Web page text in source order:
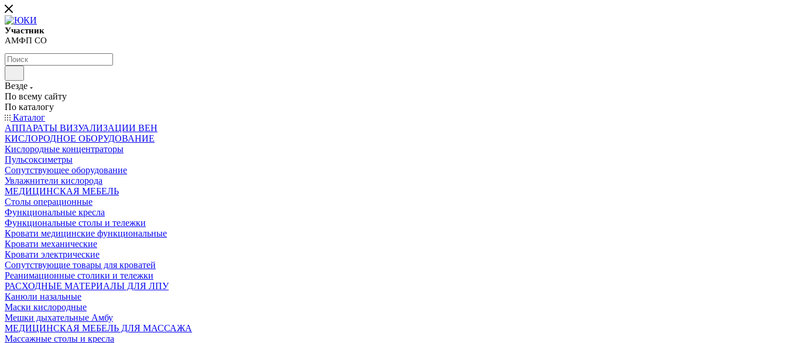
Участник
АМФП СО
Везде
По всему сайту
По каталогу
Каталог
АППАРАТЫ ВИЗУАЛИЗАЦИИ ВЕН
КИСЛОРОДНОЕ ОБОРУДОВАНИЕ
Кислородные концентраторы
Пульсоксиметры
Сопутствующее оборудование
Увлажнители кислорода
МЕДИЦИНСКАЯ МЕБЕЛЬ
Столы операционные
Функциональные кресла
Функциональные столы и тележки
Кровати медицинские функциональные
Кровати механические
Кровати электрические
Сопутствующие товары для кроватей
Реанимационные столики и тележки
РАСХОДНЫЕ МАТЕРИАЛЫ ДЛЯ ЛПУ
Канюли назальные
Маски кислородные
Мешки дыхательные Амбу
МЕДИЦИНСКАЯ МЕБЕЛЬ ДЛЯ МАССАЖА
Массажные столы и кресла